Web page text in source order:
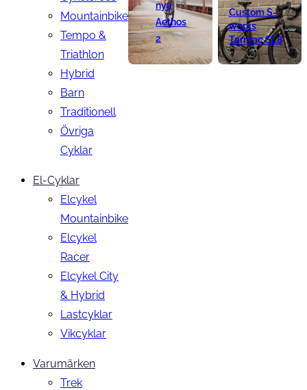
Mountainbike
Tempo &
Triathlon
Hybrid
Barn
Traditionell
Övriga
Cyklar
El-Cyklar
Elcykel
Mountainbike
Elcykel
Racer
Elcykel City
& Hybrid
Lastcyklar
Vikcyklar
Varumärken
Trek
nya
Aethos
2
Custom S-
works
Tarmac SL8